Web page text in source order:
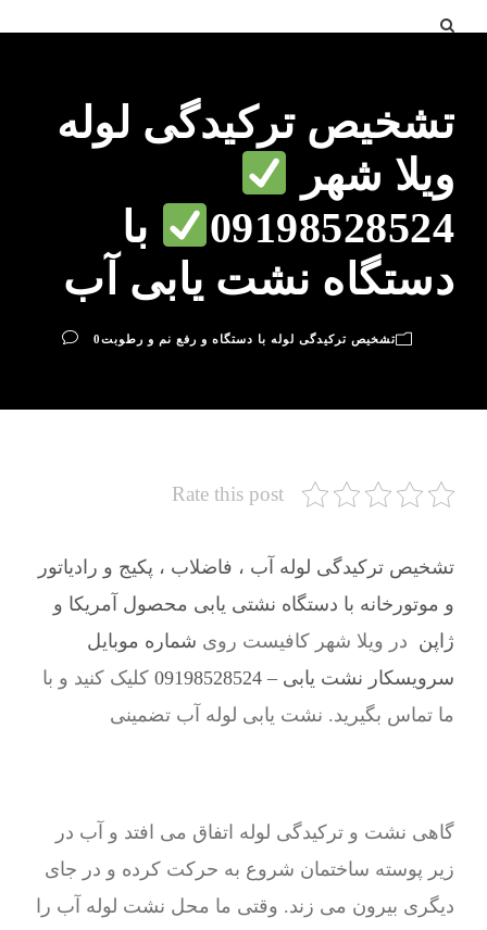
تشخیص ترکیدگی لوله
ویلا شهر
09198528524
با
دستگاه نشت یابی آب
تشخیص ترکیدگی لوله با دستگاه و رفع نم و رطوبت0
Rate this post
تشخیص ترکیدگی لوله آب ، فاضلاب ، پکیج و رادیاتور
و موتورخانه با دستگاه نشتی یابی محصول آمریکا و
ژاپن در ویلا شهر کافیست روی شماره موبایل
سرویسکار نشت یابی – 09198528524
کلیک کنید و با
ما تماس بگیرید. نشت یابی لوله آب تضمینی
گاهی نشت و ترکیدگی لوله اتفاق می افتد و آب در
زیر پوسته ساختمان شروع به حرکت کرده و در جای
دیگری بیرون می زند. وقتی ما محل نشت لوله آب را